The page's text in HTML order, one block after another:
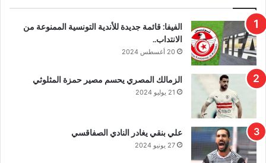
الفيفا: قائمة جديدة للأندية التونسية الممنوعة من
الانتداب..
20 أغسطس 2024
الزمالك المصري يحسم مصير حمزة المثلوثي
21 يوليو 2024
علي بنقي يغادر النادي الصفاقسي
27 يونيو 2024